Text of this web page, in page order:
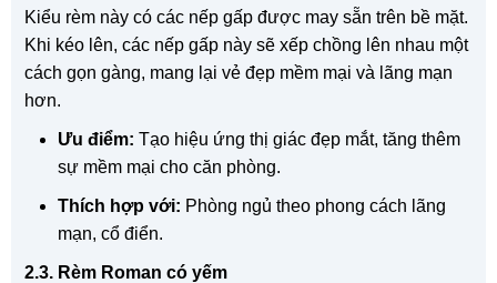
Kiểu rèm này có các nếp gấp được may sẵn trên bề mặt.
Khi kéo lên, các nếp gấp này sẽ xếp chồng lên nhau một
cách gọn gàng, mang lại vẻ đẹp mềm mại và lãng mạn
hơn.
Ưu điểm: Tạo hiệu ứng thị giác đẹp mắt, tăng thêm
sự mềm mại cho căn phòng.
Thích hợp với: Phòng ngủ theo phong cách lãng
mạn, cổ điển.
2.3. Rèm Roman có yếm